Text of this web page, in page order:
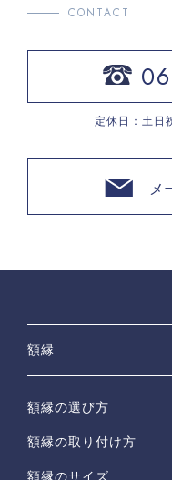
CONTACT
定休日：土
メ
額縁
額縁の選び方
額縁の取り付け方
額縁のサイズ